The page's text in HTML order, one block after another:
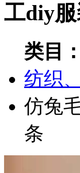
工diy
类目：
纺织
仿兔
条